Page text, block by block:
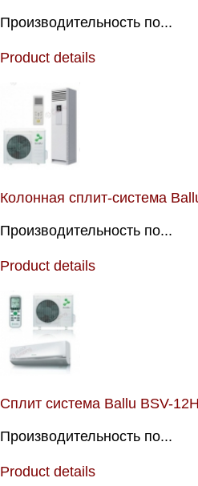
Производительность по...
Product details
Колонная сплит-система
Производительность по...
Product details
Сплит система Ballu BSV-
Производительность по...
Product details